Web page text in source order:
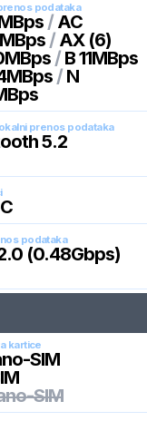
podataka
/ AC
/ AX (6)
/ B 11MBps
/ N
prenos podataka
5.2
podataka
(0.48Gbps)
kartice
SIM
SIM